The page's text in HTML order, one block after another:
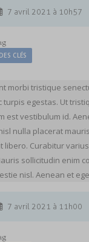
7 avril 2021 à 10h57
CLÉS
morbi tristique
egestas. Ut
est vestibulum id.
nulla placerat
libero. Curabitur
sollicitudin enim
nisl. Aenean et
7 avril 2021 à 11h00